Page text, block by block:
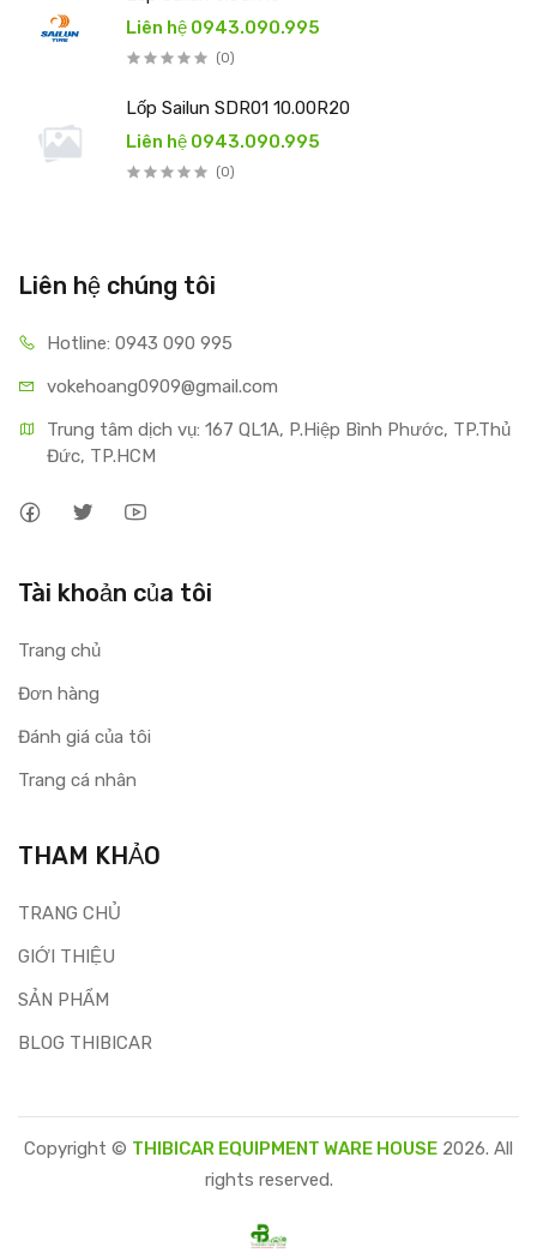
Liên hệ 0943.090.995
(0)
Lốp Sailun SDR01 10.00R20
Liên hệ 0943.090.995
(0)
Liên hệ chúng tôi
Hotline: 0943 090 995
vokehoang0909@gmail.com
Trung tâm dịch vụ: 167 QL1A, P.Hiệp Bình Phước, TP.Thủ
Đức, TP.HCM
Tài khoản của tôi
Trang chủ
Đơn hàng
Đánh giá của tôi
Trang cá nhân
THAM KHẢO
TRANG CHỦ
GIỚI THIỆU
SẢN PHẨM
BLOG THIBICAR
Copyright © THIBICAR EQUIPMENT WARE HOUSE 2026. All
rights reserved.